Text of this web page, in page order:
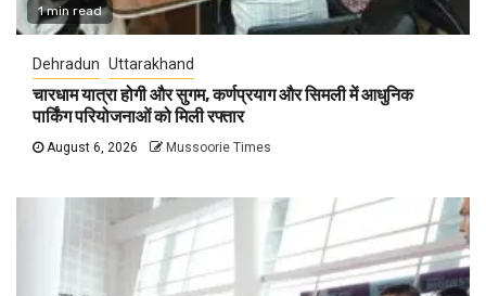
1 min read
Dehradun Uttarakhand
चारधाम यात्रा होगी और सुगम, कर्णप्रयाग और सिमली में आधुनिक
पार्किंग परियोजनाओं को मिली रफ्तार
August 6, 2026 Mussoorie Times